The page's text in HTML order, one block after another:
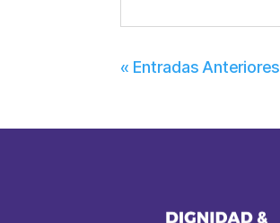
« Entradas Anteriores